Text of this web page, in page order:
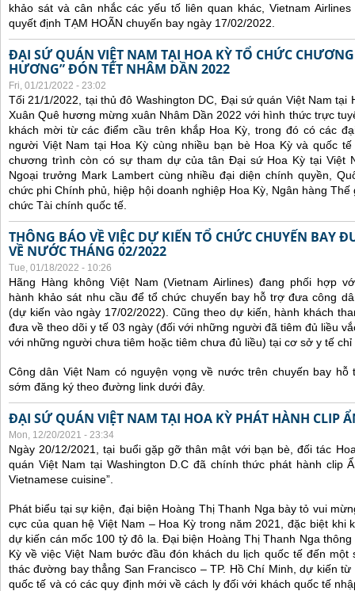
khảo sát và cân nhắc các yếu tố liên quan khác, Vietnam
quyết định TẠM HOÃN chuyến bay ngày 17/02/2022.
ĐẠI SỨ QUÁN VIỆT NAM TẠI HOA KỲ TỔ CHỨC
HƯƠNG” ĐÓN TẾT NHÂM DẦN 2022
Fri, 01/21/2022 - 23:02
Tối 21/1/2022, tại thủ đô Washington DC, Đại sứ quán Việt Nam
Xuân Quê hương mừng xuân Nhâm Dần 2022 với hình thức trực
khách mời từ các điểm cầu trên khắp Hoa Kỳ, trong đó có các
người Việt Nam tại Hoa Kỳ cùng nhiều bạn bè Hoa Kỳ và quốc
chương trình còn có sự tham dự của tân Đại sứ Hoa Kỳ tại Việt
Ngoại trưởng Mark Lambert cùng nhiều đại diện chính quyền,
chức phi Chính phủ, hiệp hội doanh nghiệp Hoa Kỳ, Ngân hàng
chức Tài chính quốc tế.
THÔNG BÁO VỀ VIỆC DỰ KIẾN TỔ CHỨC CHUYẾN BAY
VỀ NƯỚC THÁNG 02/2022
Tue, 01/18/2022 - 10:26
Hãng Hàng không Việt Nam (Vietnam Airlines) đang phối hợp
hành khảo sát nhu cầu để tổ chức chuyến bay hỗ trợ đưa công
(dự kiến vào ngày 17/02/2022).
Cũng theo dự kiến, hành khách
đưa về theo dõi y tế 03 ngày (đối với những người đã tiêm đủ liều
với những người chưa tiêm hoặc tiêm chưa đủ liều) tại cơ sở y tế chỉ
Công dân Việt Nam có nguyện vọng về nước trên chuyến bay
sớm đăng ký theo đường link dưới đây.
ĐẠI SỨ QUÁN VIỆT NAM TẠI HOA KỲ PHÁT HÀNH CLIP
Mon, 12/20/2021 - 23:34
Ngày 20/12/2021, tại buổi gặp gỡ thân mật với bạn bè, đối tác
quán Việt Nam tại Washington D.C đã chính thức phát hành clip
Vietnamese cuisine”.
Phát biểu tại sự kiện, đại biện Hoàng Thị Thanh Nga bày tỏ vui
cực của quan hệ Việt Nam – Hoa Kỳ trong năm 2021, đặc biệt khi
dự kiến cán mốc 100 tỷ đô la. Đại biện Hoàng Thị Thanh Nga
Kỳ về việc Việt Nam bước đầu đón khách du lịch quốc tế đến
thác đường bay thẳng San Francisco – TP. Hồ Chí Minh, dự kiến
quốc tế và có các quy định mới về cách ly đối với khách quốc tế